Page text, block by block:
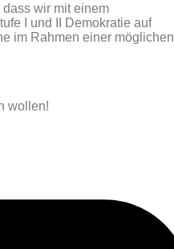
wir mit einem
I und II Demokratie auf
im Rahmen einer möglichen
wollen!